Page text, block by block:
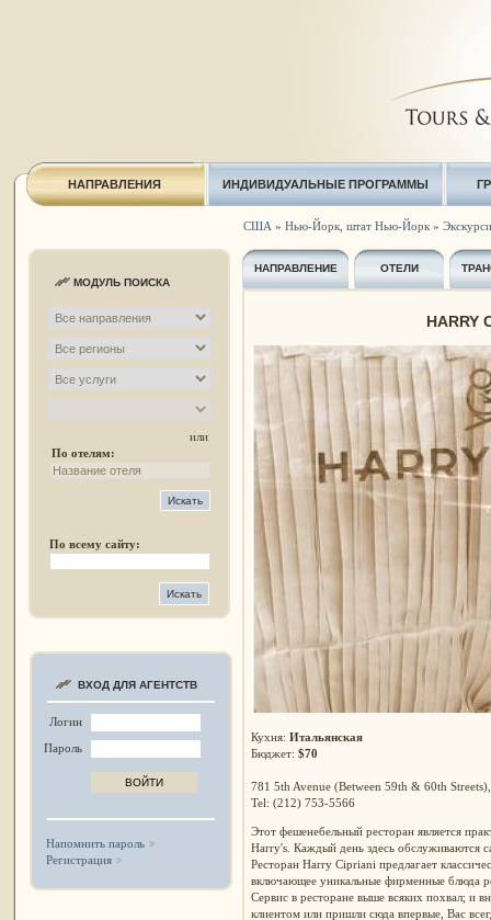
НАПРАВЛЕНИЯ ИНДИВИДУАЛЬНЫЕ ПРОГРАММЫ
МОДУЛЬ ПОИСКА
или
По отелям:
По всему сайту:
ВХОД ДЛЯ АГЕНТСТВ
Логин
Пароль
Напомнить пароль
Регистрация
США » Нью-Йорк, штат Нью-Йорк»
НАПРАВЛЕНИЕ ОТЕЛИ
HARRY
Кухня: Итальянская
Бюджет: $70
781 5th Avenue (Between 59th & 60th
Tel: (212) 753-5566
Этот фешенебельный ресторан является
Harry's. Каждый день здесь обслуживаются
Ресторан Harry Cipriani предлагает
включающее уникальные фирменные блюда
Сервис в ресторане выше всяких похвал; и
клиентом или пришли сюда впервые, Вас